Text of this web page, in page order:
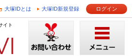
大塚IDとは 大塚ID新規登録 ログイン
イト